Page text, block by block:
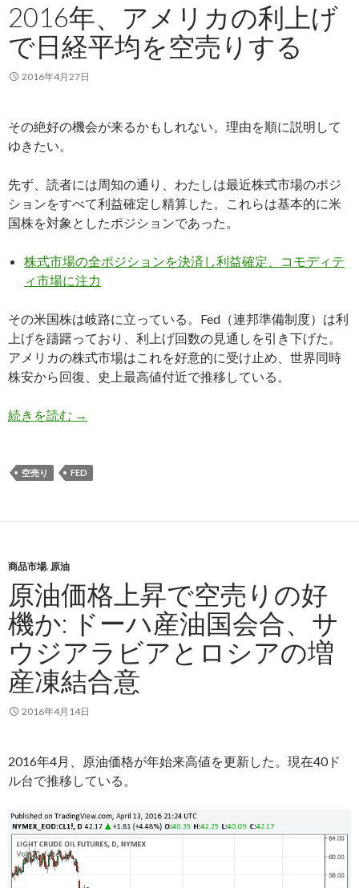
2016年、アメリカの利上げ
で日経平均を空売りする
2016年4月27日
その絶好の機会が来るかもしれない。理由を順に説明して
ゆきたい。
先ず、読者には周知の通り、わたしは最近株式市場のポジ
ションをすべて利益確定し精算した。これらは基本的に米
国株を対象としたポジションであった。
株式市場の全ポジションを決済し利益確定、コモディテ
ィ市場に注力
その米国株は岐路に立っている。Fed（連邦準備制度）は利
上げを躊躇っており、利上げ回数の見通しを引き下げた。
アメリカの株式市場はこれを好意的に受け止め、世界同時
株安から回復、史上最高値付近で推移している。
続きを読む 2016年、アメリカの利上げで日経平均を空売り
→
空売り FED
商品市場, 原油
原油価格上昇で空売りの好
機か: ドーハ産油国会合、サ
ウジアラビアとロシアの増
産凍結合意
2016年4月14日
2016年4月、原油価格が年始来高値を更新した。現在40ド
ル台で推移している。